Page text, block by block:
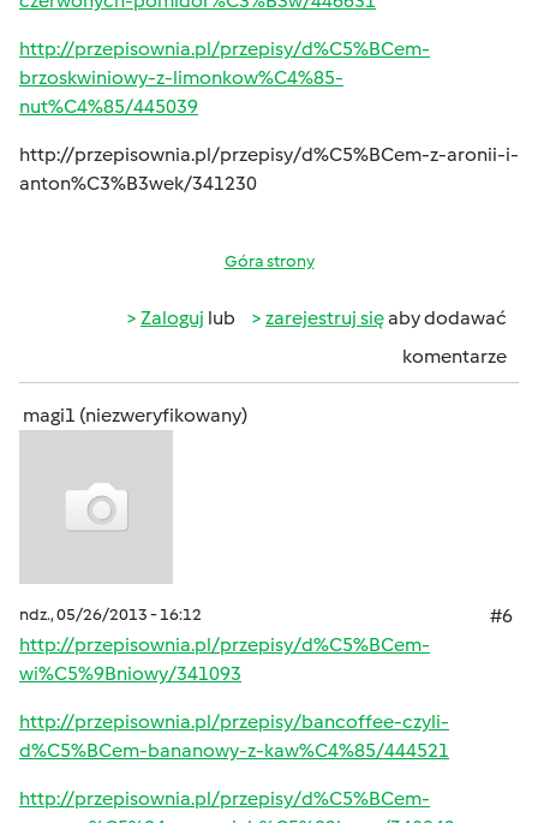
http://przepisownia.pl/przepisy/d%C5%BCem-
brzoskwiniowy-z-limonkow%C4%85-
nut%C4%85/445039
http://przepisownia.pl/przepisy/d%C5%BCem-z-aronii-i-
anton%C3%B3wek/341230
Góra strony
Zaloguj lub zarejestruj sięaby dodawać
komentarze
magi1 (niezweryfikowany)
ndz., 05/26/2013 - 16:12
#6
http://przepisownia.pl/przepisy/d%C5%BCem-
wi%C5%9Bniowy/341093
http://przepisownia.pl/przepisy/bancoffee-czyli-
d%C5%BCem-bananowy-z-kaw%C4%85/444521
http://przepisownia.pl/przepisy/d%C5%BCem-